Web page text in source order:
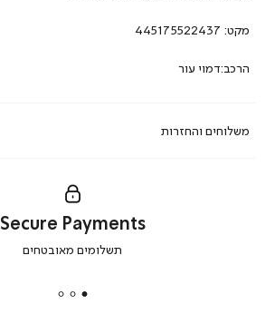
משלוחים והחזרות
מקט: 445175522437
הרכב:דמוי עור
secure
Secure Payments
תשלומים מאובטחים